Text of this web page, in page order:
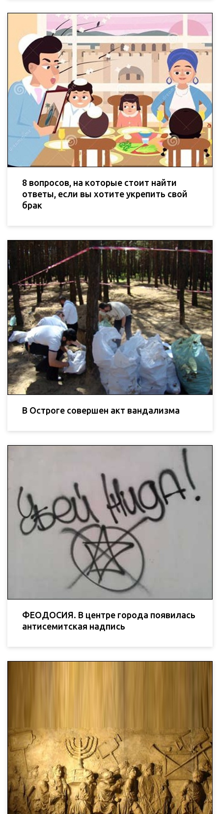
8 вопросов, на которые стоит найти
ответы, если вы хотите укрепить свой
брак
В Остроге совершен акт вандализма
ФЕОДОСИЯ. В центре города появилась
антисемитская надпись